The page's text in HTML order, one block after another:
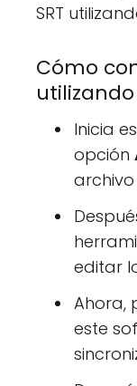
SRT
Cómo
Inicia
opción
archivo
editar
Ahora,
este